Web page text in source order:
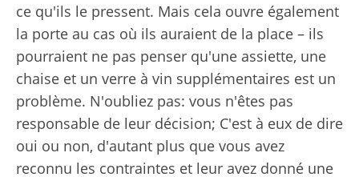
ce qu'ils le pressent. Mais cela ouvre également
la porte au cas où ils auraient de la place – ils
pourraient ne pas penser qu'une assiette, une
chaise et un verre à vin supplémentaires est un
problème. N'oubliez pas: vous n'êtes pas
responsable de leur décision; C'est à eux de dire
oui ou non, d'autant plus que vous avez
reconnu les contraintes et leur avez donné une